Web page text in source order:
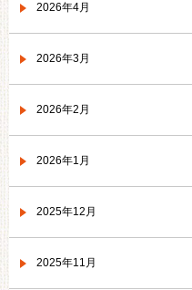
2026年4月
2026年3月
2026年2月
2026年1月
2025年12月
2025年11月